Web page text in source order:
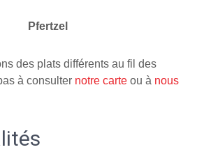
Pfertzel
des plats différents au fil des
à consulter notre carte ou à nous